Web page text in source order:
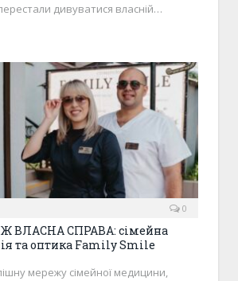
дивуватися власній…
0
ВЛАСНА СПРАВА: сімейна
та оптика Family Smile
мережу сімейної медицини,